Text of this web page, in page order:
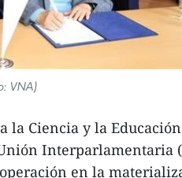
VNA)
la Ciencia y la Educación
Interparlamentaria
en la